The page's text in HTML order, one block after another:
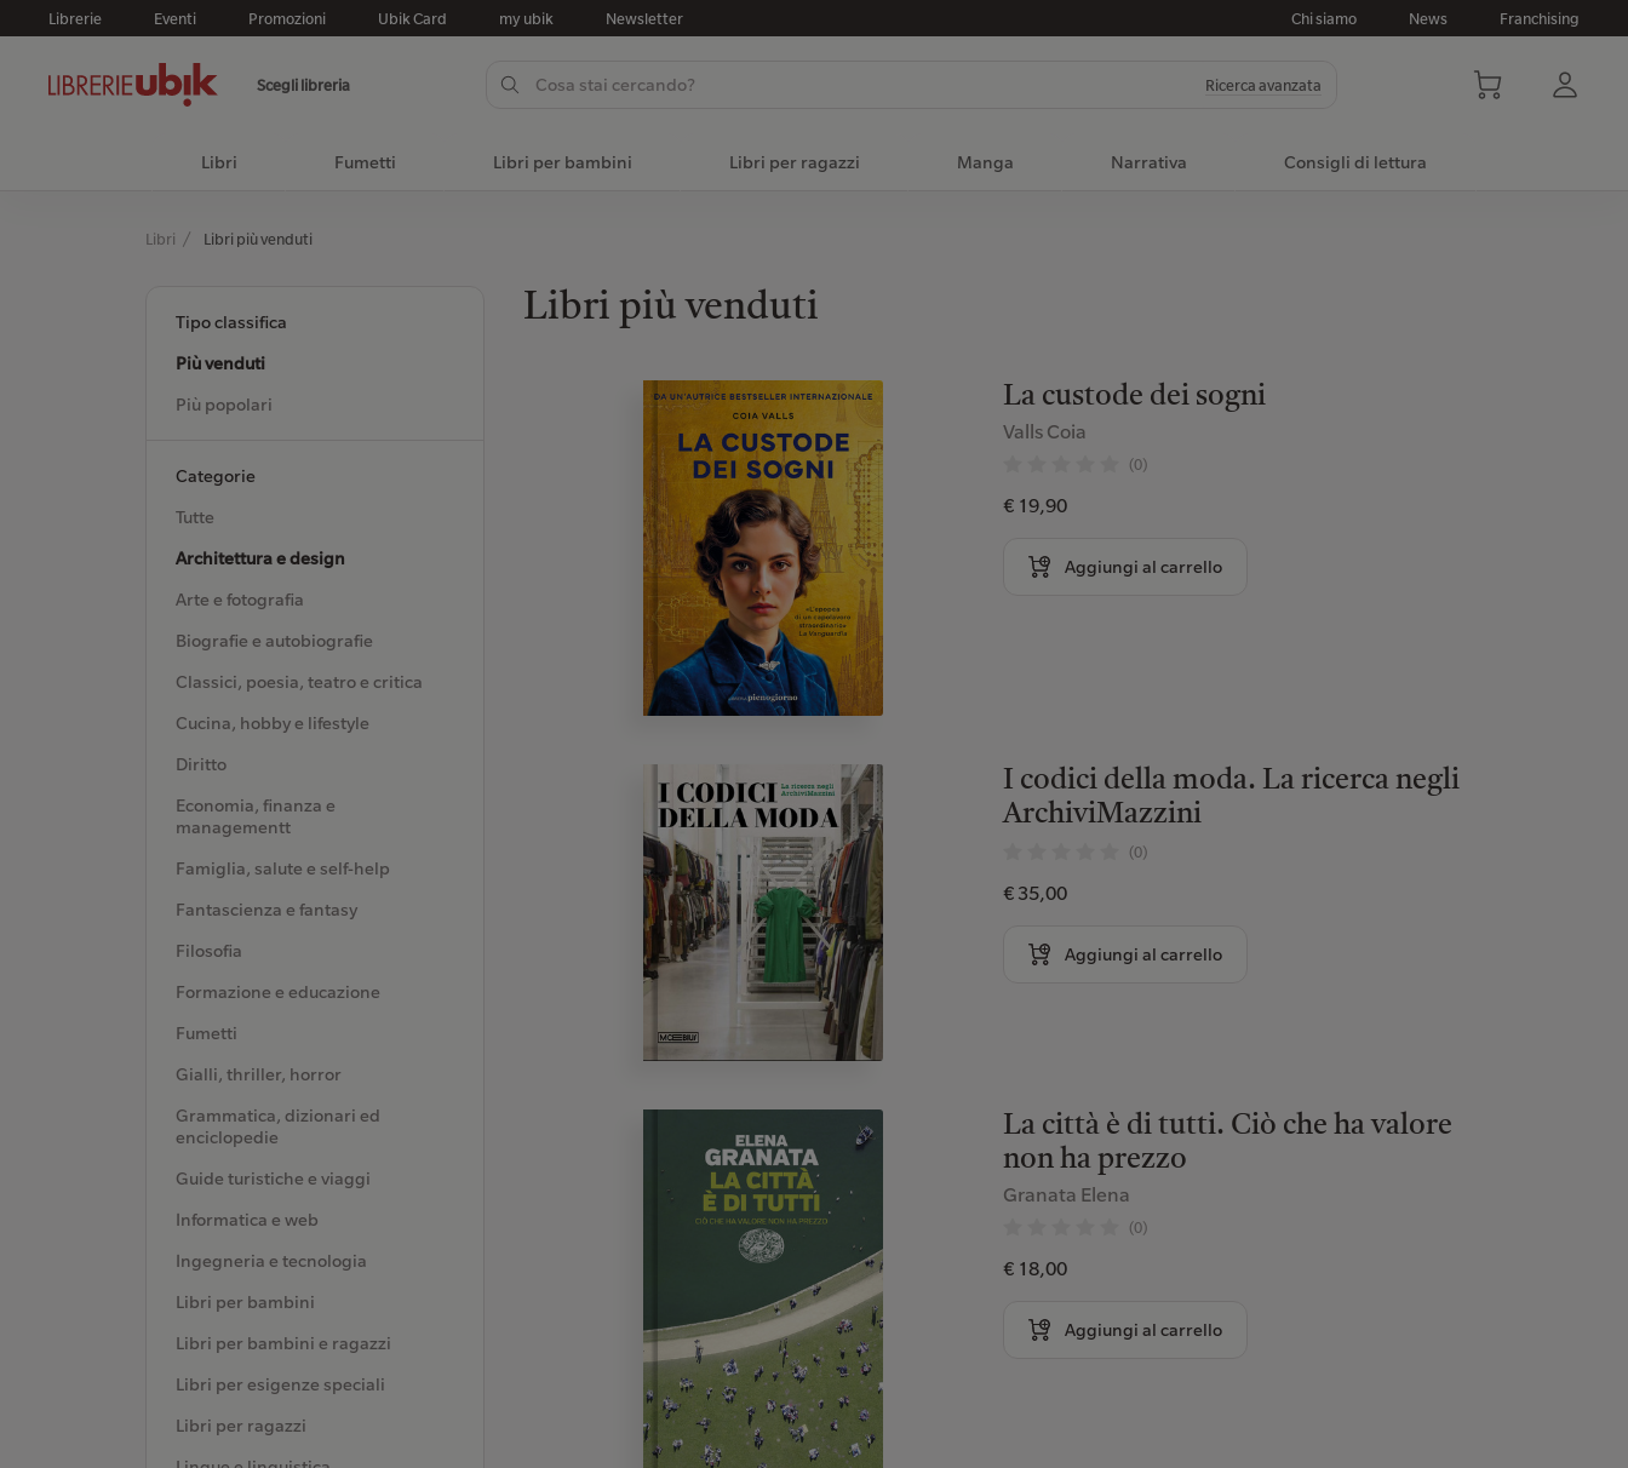
Librerie Eventi Promozioni Ubik Card my ubik Newsletter Chi siamo News Franchising
Scegli libreria Ricerca avanzata
Libri Fumetti Libri per bambini Libri per ragazzi Manga Narrativa Consigli di lettura
Libri Libri più venduti
Tipo classifica
Più venduti
Più popolari
Categorie
Tutte
Architettura e design
Arte e fotografia
Biografie e autobiografie
Classici, poesia, teatro e critica
Cucina, hobby e lifestyle
Diritto
Economia, finanza e
managementt
Famiglia, salute e self-help
Fantascienza e fantasy
Filosofia
Formazione e educazione
Fumetti
Gialli, thriller, horror
Grammatica, dizionari ed
enciclopedie
Guide turistiche e viaggi
Informatica e web
Ingegneria e tecnologia
Libri per bambini
Libri per bambini e ragazzi
Libri per esigenze speciali
Libri per ragazzi
Libri più venduti
La custode dei sogni
Valls Coia
(0)
€ 19,90
Aggiungi al carrello
I codici della moda. La ricerca negli
ArchiviMazzini
(0)
€ 35,00
Aggiungi al carrello
La città è di tutti. Ciò che ha valore
non ha prezzo
Granata Elena
(0)
€ 18,00
Aggiungi al carrello